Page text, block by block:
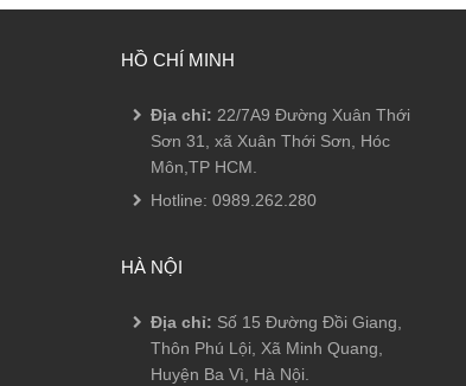
HỒ CHÍ MINH
Địa chỉ: 22/7A9 Đường Xuân Thới
Sơn 31, xã Xuân Thới Sơn, Hóc
Môn,TP HCM.
Hotline: 0989.262.280
HÀ NỘI
Địa chỉ: Số 15 Đường Đồi Giang,
Thôn Phú Lội, Xã Minh Quang,
Huyện Ba Vì, Hà Nội.